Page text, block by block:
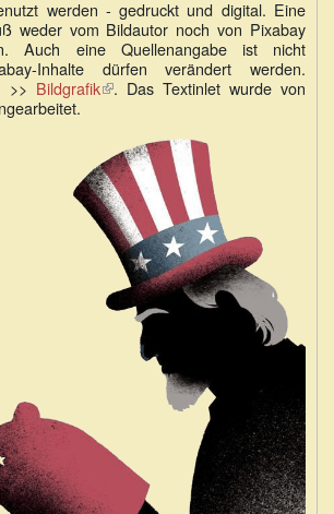
extern)
werden - gedruckt und digital. Eine
weder vom Bildautor noch von Pixabay
Auch eine Quellenangabe ist nicht
Inhalte dürfen verändert werden.
>> Bildgrafik(Link
. Das Textinlet wurde von